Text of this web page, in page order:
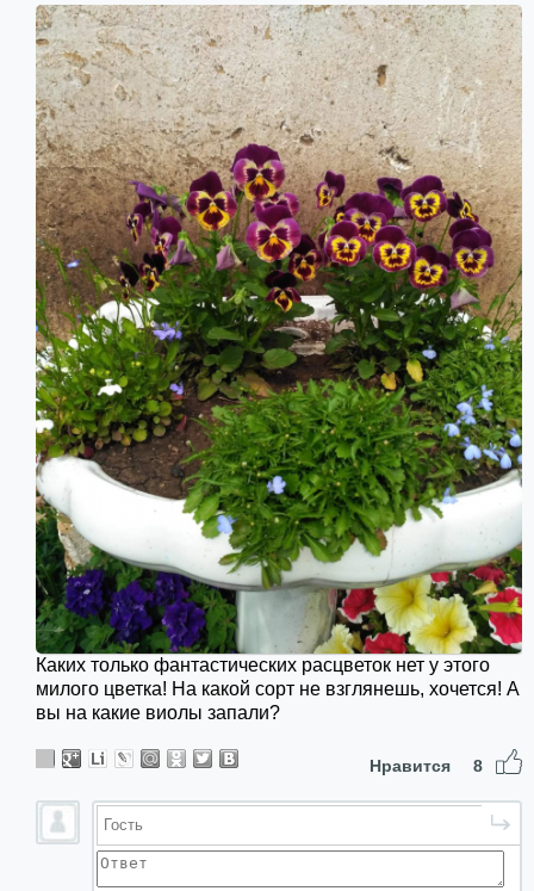
Каких только фантастических расцветок нет у этого
милого цветка! На какой сорт не взглянешь, хочется! А
вы на какие виолы запали?
Нравится 8